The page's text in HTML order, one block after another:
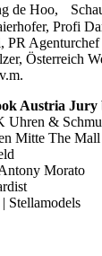
de Hoo,
Profi
PR
Österreich
Austria Jury
Uhren &
Mitte The Mall
Morato
Stellamodels